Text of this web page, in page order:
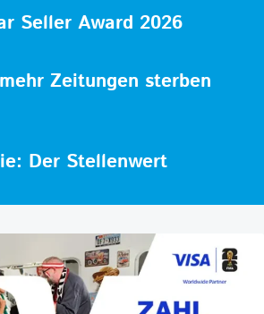
Seller Award 2026
Zeitungen sterben
Der Stellenwert